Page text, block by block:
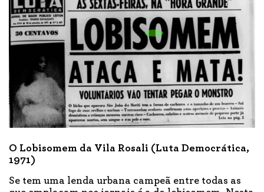
O Lobisomem da Vila Rosali (Luta Democrática,
1971)
Se tem uma lenda urbana campeã entre todas as